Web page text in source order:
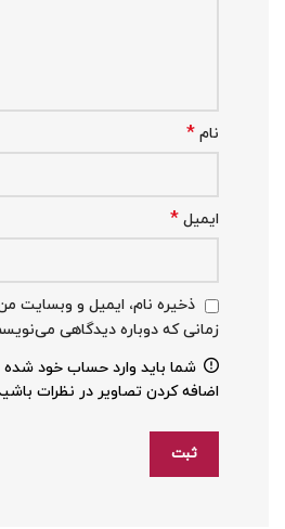
نام *
ایمیل *
ذخیره نام، ایمیل و وبسایت
زمانی که دوباره دیدگاهی
شما باید وارد حساب خود شده
اضافه کردن تصاویر در نظرات